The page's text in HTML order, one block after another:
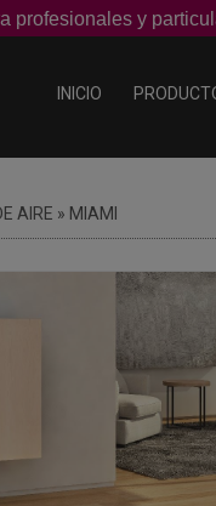
profesionales y
INICIO
AIRE » MIAMI